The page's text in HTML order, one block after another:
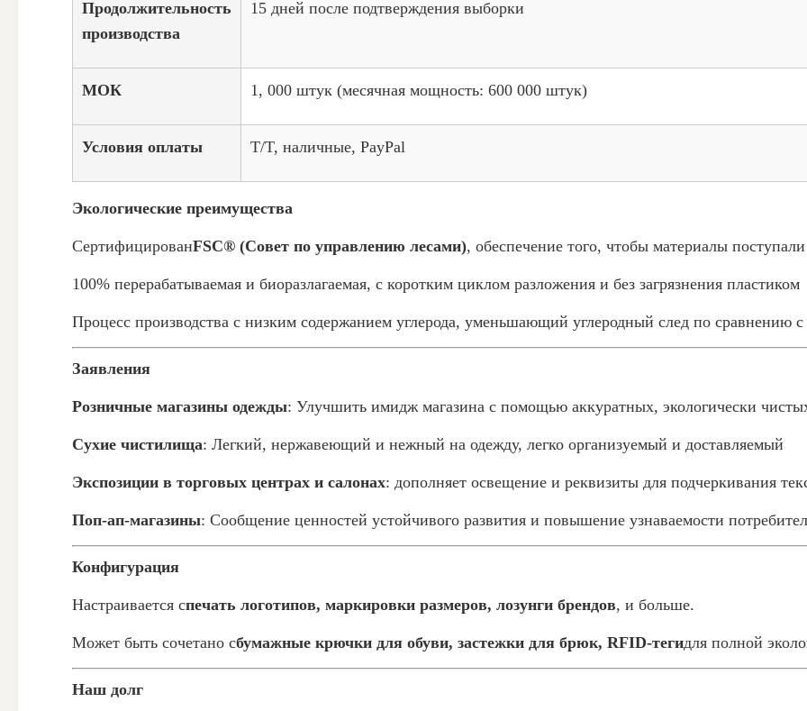
Продолжительность
производства
15 дней после подтверждения выборки
МОК 1, 000 штук (месячная мощность: 600 000 штук)
Условия оплаты T/T, наличные, PayPal
Экологические преимущества
СертифицированFSC® (Совет по управлению лесами), обеспечение того, чтобы материалы
100% перерабатываемая и биоразлагаемая, с коротким циклом разложения и без загрязнения пластиком
Процесс производства с низким содержанием углерода, уменьшающий углеродный след по
Заявления
Розничные магазины одежды: Улучшить имидж магазина с помощью аккуратных, экологически
Сухие чистилища: Легкий, нержавеющий и нежный на одежду, легко организуемый и доставляемый
Экспозиции в торговых центрах и салонах: дополняет освещение и реквизиты для подчеркивания
Поп-ап-магазины: Сообщение ценностей устойчивого развития и повышение узнаваемости
Конфигурация
Настраивается спечать логотипов, маркировки размеров, лозунги брендов, и больше.
Может быть сочетано сбумажные крючки для обуви, застежки для брюк, RFID-тегидля полной
Наш долг